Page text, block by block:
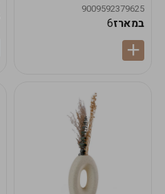
9009592379625
במארז6